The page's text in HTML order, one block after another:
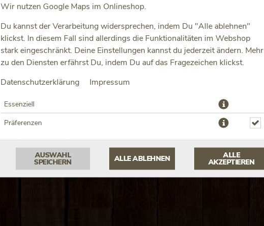
Wir nutzen Google Maps im Onlineshop.
Du kannst der Verarbeitung widersprechen, indem Du "Alle ablehnen"
klickst. In diesem Fall sind allerdings die Funktionalitäten im Webshop
stark eingeschränkt. Deine Einstellungen kannst du jederzeit ändern. Mehr
zu den Diensten erfährst Du, indem Du auf das Fragezeichen klickst.
Datenschutzerklärung Impressum
Essenziell
Präferenzen
AUSWAHL
SPEICHERN
ALLE ABLEHNEN
ALLE
AKZEPTIEREN
mit Salat und Sauce